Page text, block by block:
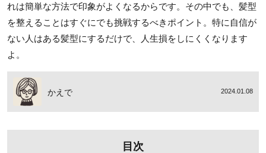
れは簡単な方法で印象がよくなるからです。その中でも、髪型
を整えることはすぐにでも挑戦するべきポイント。特に自信が
ない人はある髪型にするだけで、人生損をしにくくなります
よ。
かえで 2024.01.08
目次